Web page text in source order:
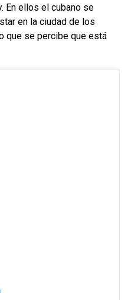
En ellos el cubano se
en la ciudad de los
que se percibe que está